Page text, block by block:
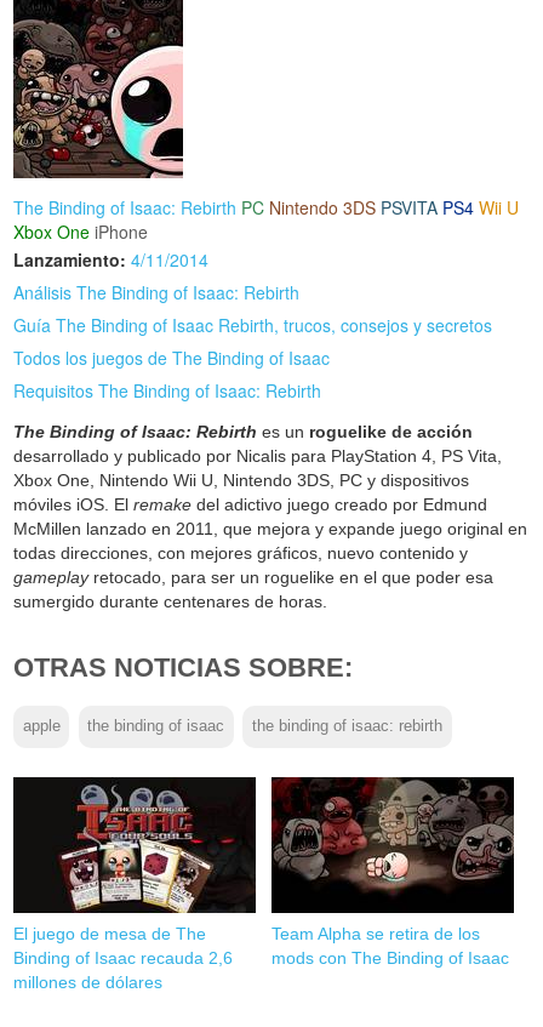
The Binding of Isaac: Rebirth PC Nintendo 3DS PSVITA PS4 Wii U
Xbox One iPhone
Lanzamiento: 4/11/2014
Análisis The Binding of Isaac: Rebirth
Guía The Binding of Isaac Rebirth, trucos, consejos y secretos
Todos los juegos de The Binding of Isaac
Requisitos The Binding of Isaac: Rebirth
The Binding of Isaac: Rebirth es un roguelike de acción
desarrollado y publicado por Nicalis para PlayStation 4, PS Vita,
Xbox One, Nintendo Wii U, Nintendo 3DS, PC y dispositivos
móviles iOS. Elremake del adictivo juego creado por Edmund
McMillen lanzado en 2011, que mejora y expande juego original en
todas direcciones, con mejores gráficos, nuevo contenido y
gameplayretocado, para ser un roguelike en el que poder esa
sumergido durante centenares de horas.
OTRAS NOTICIAS SOBRE:
apple the binding of isaac the binding of isaac: rebirth
El juego de mesa de The
Binding of Isaac recauda 2,6
millones de dólares
Team Alpha se retira de los
mods con The Binding of Isaac